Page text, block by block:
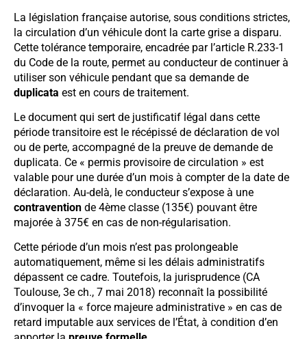
La législation française autorise, sous conditions strictes,
la circulation d’un véhicule dont la carte grise a disparu.
Cette tolérance temporaire, encadrée par l’article R.233-1
du Code de la route, permet au conducteur de continuer à
utiliser son véhicule pendant que sa demande de
duplicata est en cours de traitement.
Le document qui sert de justificatif légal dans cette
période transitoire est le récépissé de déclaration de vol
ou de perte, accompagné de la preuve de demande de
duplicata. Ce « permis provisoire de circulation » est
valable pour une durée d’un mois à compter de la date de
déclaration. Au-delà, le conducteur s’expose à une
contravention de 4ème classe (135€) pouvant être
majorée à 375€ en cas de non-régularisation.
Cette période d’un mois n’est pas prolongeable
automatiquement, même si les délais administratifs
dépassent ce cadre. Toutefois, la jurisprudence (CA
Toulouse, 3e ch., 7 mai 2018) reconnaît la possibilité
d’invoquer la « force majeure administrative » en cas de
retard imputable aux services de l’État, à condition d’en